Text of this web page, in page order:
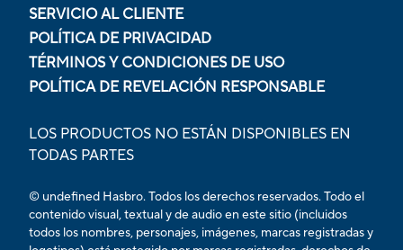
SERVICIO AL CLIENTE
POLÍTICA DE PRIVACIDAD
TÉRMINOS Y CONDICIONES DE USO
POLÍTICA DE REVELACIÓN RESPONSABLE
LOS PRODUCTOS NO ESTÁN DISPONIBLES EN
TODAS PARTES
© undefined Hasbro. Todos los derechos reservados. Todo el
contenido visual, textual y de audio en este sitio (incluidos
todos los nombres, personajes, imágenes, marcas registradas y